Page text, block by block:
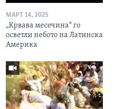
МАРТ 14, 2025
„Крвава месечина“ го
осветли небото на Латинска
Америка